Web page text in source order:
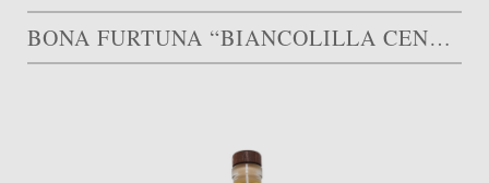
BONA FURTUNA “BIANCOLILLA CENTINARA”